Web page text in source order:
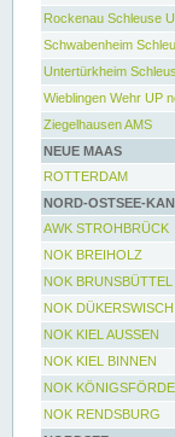
Rockenau Schleuse
Schwabenheim
Untertürkheim
Wieblingen Wehr UP
Ziegelhausen AMS
NEUE MAAS
ROTTERDAM
NORD-OSTSEE-
AWK STROHBRÜCK
NOK BREIHOLZ
NOK BRUNSBÜTTEL
NOK DÜKERSWISCH
NOK KIEL AUSSEN
NOK KIEL BINNEN
NOK KÖNIGSFÖRDE
NOK RENDSBURG